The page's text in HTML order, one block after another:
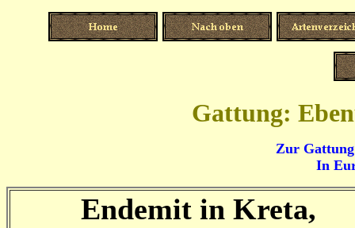
Gattung:
Zur
In
Endemit in Kreta,